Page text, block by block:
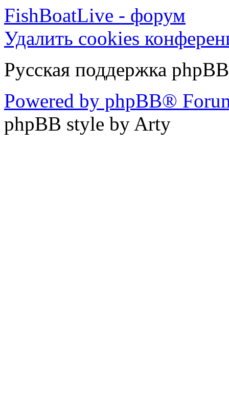
FishBoatLive - форум
Удалить cookies
Русская поддержка phpBB
Powered by phpBB®
phpBB style by Arty